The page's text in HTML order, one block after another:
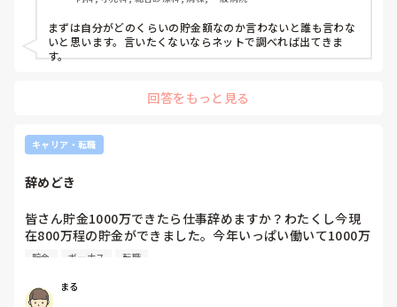
まずは自分がどのくらいの貯金額なのか言わないと誰も言わな
いと思います。言いたくないならネットで調べれば出てきま
す。
回答をもっと見る
キャリア・転職
辞めどき
皆さん貯金1000万できたら仕事辞めますか？わたくし今現
在800万程の貯金ができました。今年いっぱい働いて1000万
まで貯めるか夏のボーナスをもらって目途をたてるか？皆さ
投稿の通りです。
貯金 ボーナス 転職
まる